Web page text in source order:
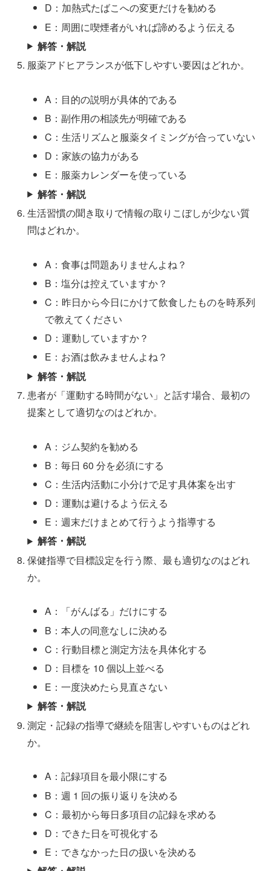
D：加熱式たばこへの変更だけを勧める
E：周囲に喫煙者がいれば諦めるよう伝える
解答・解説
服薬アドヒアランスが低下しやすい要因はどれか。
A：目的の説明が具体的である
B：副作用の相談先が明確である
C：生活リズムと服薬タイミングが合っていない
D：家族の協力がある
E：服薬カレンダーを使っている
解答・解説
生活習慣の聞き取りで情報の取りこぼしが少ない質
問はどれか。
A：食事は問題ありませんよね？
B：塩分は控えていますか？
C：昨日から今日にかけて飲食したものを時系列
で教えてください
D：運動していますか？
E：お酒は飲みませんよね？
解答・解説
患者が「運動する時間がない」と話す場合、最初の
提案として適切なのはどれか。
A：ジム契約を勧める
B：毎日 60 分を必須にする
C：生活内活動に小分けで足す具体案を出す
D：運動は避けるよう伝える
E：週末だけまとめて行うよう指導する
解答・解説
保健指導で目標設定を行う際、最も適切なのはどれ
か。
A：「がんばる」だけにする
B：本人の同意なしに決める
C：行動目標と測定方法を具体化する
D：目標を 10 個以上並べる
E：一度決めたら見直さない
解答・解説
測定・記録の指導で継続を阻害しやすいものはどれ
か。
A：記録項目を最小限にする
B：週 1 回の振り返りを決める
C：最初から毎日多項目の記録を求める
D：できた日を可視化する
E：できなかった日の扱いを決める